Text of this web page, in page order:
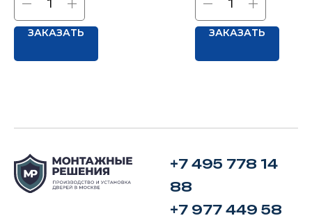
ЗАКАЗАТЬ ЗАКАЗАТЬ
+7 495 778 14
88
+7 977 449 58